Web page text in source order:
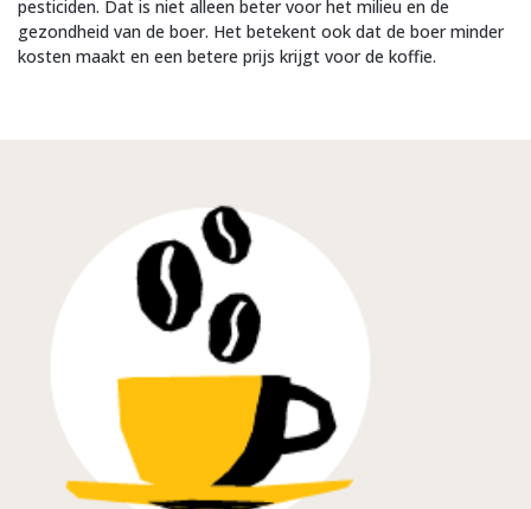
pesticiden. Dat is niet alleen beter voor het milieu en de
gezondheid van de boer. Het betekent ook dat de boer minder
kosten maakt en een betere prijs krijgt voor de koffie.